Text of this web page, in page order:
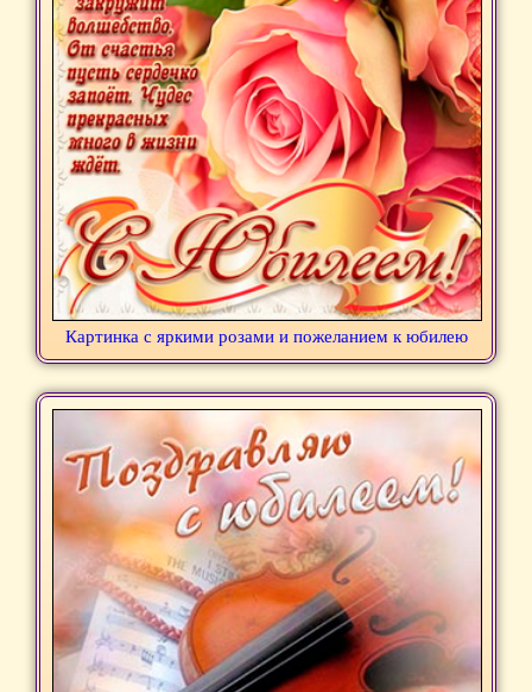
Картинка с яркими розами и пожеланием к юбилею